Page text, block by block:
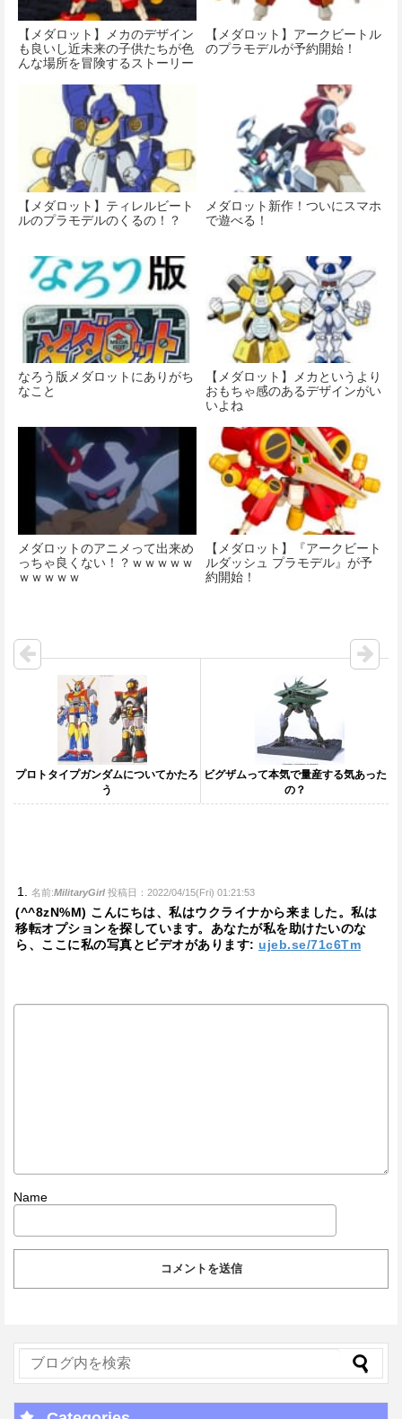
【メダロット】メカのデザイン
も良いし近未来の子供たちが色
んな場所を冒険するストーリー
【メダロット】アークビートル
のプラモデルが予約開始！
【メダロット】ティレルビート
ルのプラモデルのくるの！？
メダロット新作！ついにスマホ
で遊べる！
なろう版メダロットにありがち
なこと
【メダロット】メカというより
おもちゃ感のあるデザインがい
いよね
メダロットのアニメって出来め
っちゃ良くない！？ｗｗｗｗｗ
ｗｗｗｗｗ
【メダロット】『アークビート
ルダッシュ プラモデル』が予
約開始！
プロトタイプガンダムについてかたろ
う
ビグザムって本気で量産する気あった
の？
名前:MilitaryGirl 投稿日：2022/04/15(Fri) 01:21:53
(^^8zN%M) こんにちは、私はウクライナから来ました。私は
移転オプションを探しています。あなたが私を助けたいのな
ら、ここに私の写真とビデオがあります: ujeb.se/71c6Tm
Name